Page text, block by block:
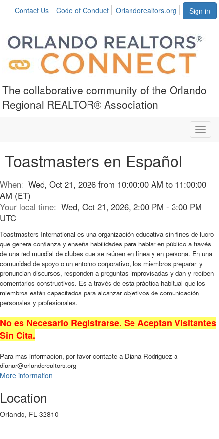
Sign in
Contact Us Code of Conduct Orlandorealtors.org
The collaborative community of the Orlando
Regional REALTOR® Association
Toastmasters en Español
When: Wed, Oct 21, 2026 from 10:00:00 AM to 11:00:00
AM (ET)
Your local time: Wed, Oct 21, 2026, 2:00 PM - 3:00 PM
UTC
Toastmasters International es una organización educativa sin fines de lucro
que genera confianza y enseña habilidades para hablar en público a través
de una red mundial de clubes que se reúnen en línea y en persona. En una
comunidad de apoyo o un entorno corporativo, los miembros preparan y
pronuncian discursos, responden a preguntas improvisadas y dan y reciben
comentarios constructivos. Es a través de esta práctica habitual que los
miembros están capacitados para alcanzar objetivos de comunicación
personales y profesionales.
No es Necesario Registrarse. Se Aceptan Visitantes
Sin Cita.
Para mas informacion, por favor contacte a Diana Rodriguez a
dianar@orlandorealtors.org
More information
Location
Orlando, FL 32810